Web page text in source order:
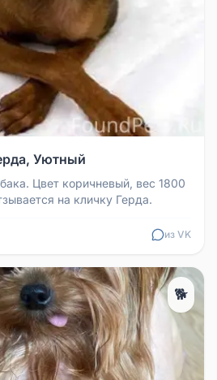
Уютный
Цвет коричневый, вес 1800
на кличку Герда.
из VK
🐕